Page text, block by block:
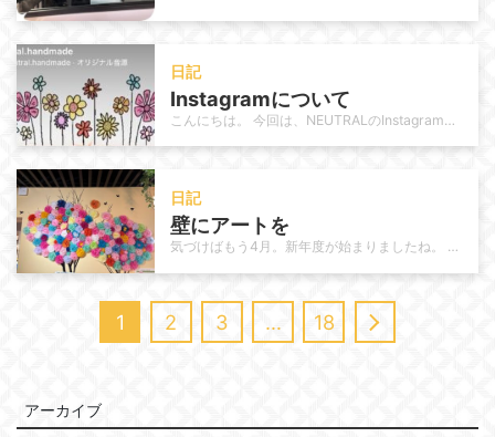
日記
Instagramについて
こんにちは。 今回は、NEUTRALのInstagram運用についてご紹介します。 これまでNEUTRALのInstagra…
日記
壁にアートを
気づけばもう4月。新年度が始まりましたね。 年が明けてもう3か月。1/4が過ぎました。月日の流れが速いと感じるのは 私だけで…
1 2 3 … 18
アーカイブ